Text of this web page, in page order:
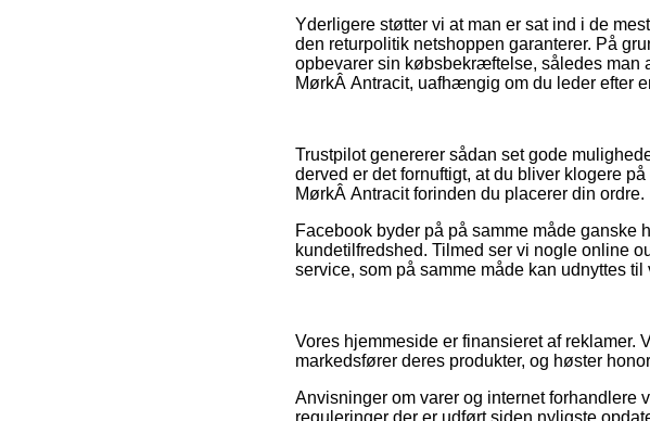
Yderligere støtter vi at man er sat ind i de
den returpolitik netshoppen garanterer. På
opbevarer sin købsbekræftelse, således man
MørkÂ Antracit, uafhængig om du leder efter
Trustpilot genererer sådan set gode
derved er det fornuftigt, at du bliver klogere
MørkÂ Antracit forinden du placerer din ordre.
Facebook byder på på samme måde
kundetilfredshed. Tilmed ser vi nogle online
service, som på samme måde kan udnyttes
Vores hjemmeside er finansieret af reklamer.
markedsfører deres produkter, og høster
Anvisninger om varer og internet forhandlere
reguleringer der er udført siden nyligste